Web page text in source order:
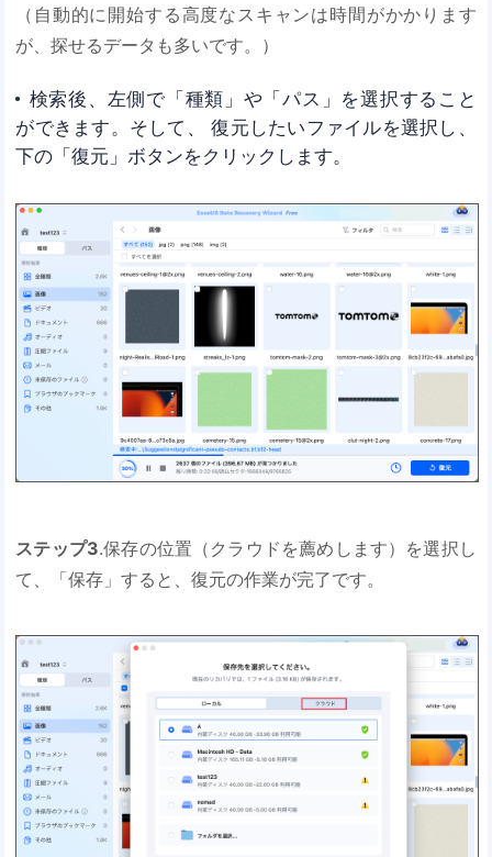
（自動的に開始する高度なスキャンは時間がかかります
が、探せるデータも多いです。）
検索後、左側で「種類」や「パス」を選択すること
ができます。そして、 復元したいファイルを選択し、
下の「復元」ボタンをクリックします。
ステップ3.保存の位置（クラウドを薦めします）を選択し
て、「保存」すると、復元の作業が完了です。